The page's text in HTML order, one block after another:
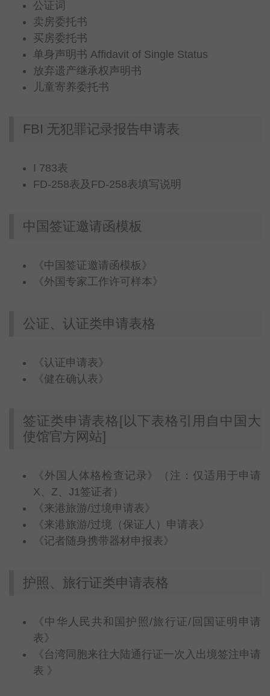
公证词
卖房委托书
买房委托书
单身声明书 Affidavit of Single Status
放弃遗产继承权声明书
儿童寄养委托书
FBI 无犯罪记录报告申请表
I 783表
FD-258表及FD-258表填写说明
中国签证邀请函模板
《中国签证邀请函模板》
《外国专家工作许可样本》
公证、认证类申请表格
《认证申请表》
《健在确认表》
签证类申请表格[以下表格引用自中国大
使馆官方网站]
《外国人体格检查记录》（注：仅适用于申请
X、Z、J1签证者）
《来港旅游/过境申请表》
《来港旅游/过境（保证人）申请表》
《记者随身携带器材申报表》
护照、旅行证类申请表格
《中华人民共和国护照/旅行证/回国证明申请
表》
《台湾同胞来往大陆通行证一次入出境签注申请
表 》